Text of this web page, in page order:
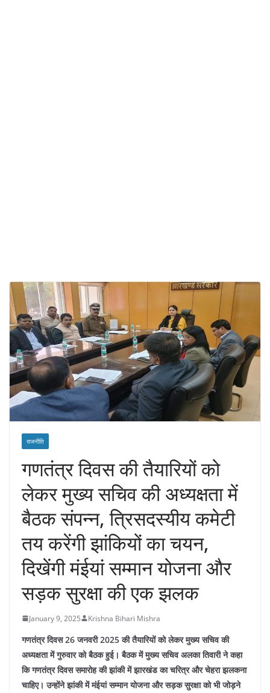
राजनीति
गणतंत्र दिवस की तैयारियों को
लेकर मुख्य सचिव की अध्यक्षता में
बैठक संपन्न, त्रिसदस्यीय कमेटी
तय करेंगी झांकियों का चयन,
दिखेंगी मंईयां सम्मान योजना और
सड़क सुरक्षा की एक झलक
January 9, 2025 Krishna Bihari Mishra
गणतंत्र दिवस 26 जनवरी 2025 की तैयारियों को लेकर मुख्य सचिव की
अध्यक्षता में गुरुवार को बैठक हुई। बैठक में मुख्य सचिव अलका तिवारी ने कहा
कि गणतंत्र दिवस समारोह की झांकी में झारखंड का चरित्र और चेहरा झलकना
चाहिए। उन्होंने झांकी में मंईयां सम्मान योजना और सड़क सुरक्षा को भी जोड़ने